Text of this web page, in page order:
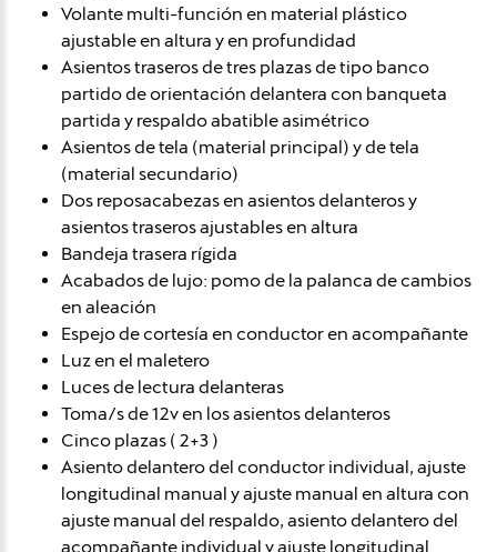
Volante multi-función en material plástico
ajustable en altura y en profundidad
Asientos traseros de tres plazas de tipo banco
partido de orientación delantera con banqueta
partida y respaldo abatible asimétrico
Asientos de tela (material principal) y de tela
(material secundario)
Dos reposacabezas en asientos delanteros y
asientos traseros ajustables en altura
Bandeja trasera rígida
Acabados de lujo: pomo de la palanca de cambios
en aleación
Espejo de cortesía en conductor en acompañante
Luz en el maletero
Luces de lectura delanteras
Toma/s de 12v en los asientos delanteros
Cinco plazas ( 2+3 )
Asiento delantero del conductor individual, ajuste
longitudinal manual y ajuste manual en altura con
ajuste manual del respaldo, asiento delantero del
acompañante individual y ajuste longitudinal